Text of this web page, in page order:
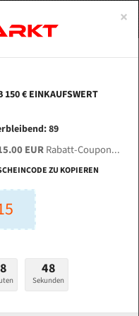
mm Bi-Metall
mm
×
150 € EINKAUFSWERT
89
EURRabatt-Coupon...
ZU KOPIEREN
47
Sekunden